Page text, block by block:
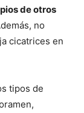
de otros
no
cicatrices en
tipos de